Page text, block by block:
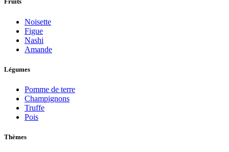
Noisette
Figue
Nashi
Amande
Légumes
Pomme de terre
Champignons
Truffe
Pois
Thèmes